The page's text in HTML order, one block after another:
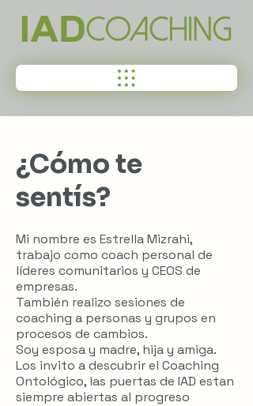
¿Cómo te
sentís?
Mi nombre es Estrella Mizrahi,
trabajo como coach personal de
líderes comunitarios y CEOS de
empresas.
También realizo sesiones de
coaching a personas y grupos en
procesos de cambios.
Soy esposa y madre, hija y amiga.
Los invito a descubrir el Coaching
Ontológico, las puertas de IAD estan
siempre abiertas al progreso